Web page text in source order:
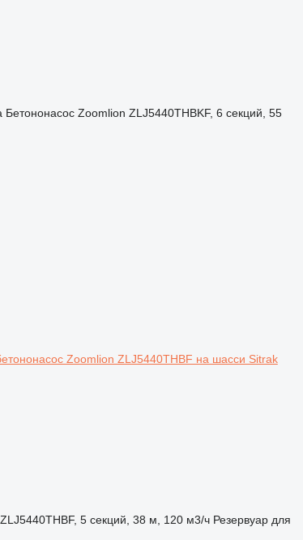
Бетононасос Zoomlion ZLJ5440THBKF, 6 секций, 55
Zoomlion ZLJ5440THBF на шасси Sitrak
5 секций, 38 м, 120 м3/ч Резервуар для